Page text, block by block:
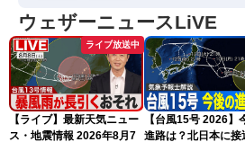
ウェザーニュースLiVE
ライブ放送中
【ライブ】最新天気ニュー
ス・地震情報 2026年8月7
【台風15号 2026】
進路は？北日本に接